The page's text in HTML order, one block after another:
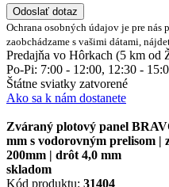
Odoslať dotaz
Ochrana osobných údajov je pre
zaobchádzame s vašimi dátami,
Predajňa vo Hôrkach (5 km od
Po-Pi: 7:00 - 12:00, 12:30 -
Štátne sviatky zatvorené
Ako sa k nám dostanete
Zváraný plotový panel
mm s vodorovným prelisom |
200mm | drôt 4,0 mm
skladom
Kód produktu: 31404